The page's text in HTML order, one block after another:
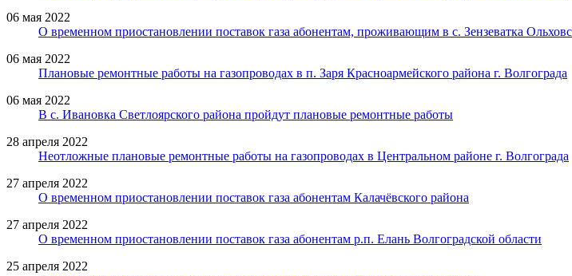
06 мая 2022
О временном приостановлении поставок газа абонентам, проживающим в с. Зензеватка
06 мая 2022
Плановые ремонтные работы на газопроводах в п. Заря Красноармейского района г. Волгограда
06 мая 2022
В с. Ивановка Светлоярского района пройдут плановые ремонтные работы
28 апреля 2022
Неотложные плановые ремонтные работы на газопроводах в Центральном районе г. Волгограда
27 апреля 2022
О временном приостановлении поставок газа абонентам Калачёвского района
27 апреля 2022
О временном приостановлении поставок газа абонентам р.п. Елань Волгоградской области
25 апреля 2022